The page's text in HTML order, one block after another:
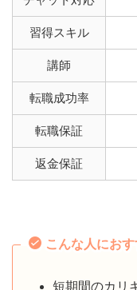
習得スキル
講師
転職成功率
転職保証
返金保証
こんな人にお
短期間のカリ